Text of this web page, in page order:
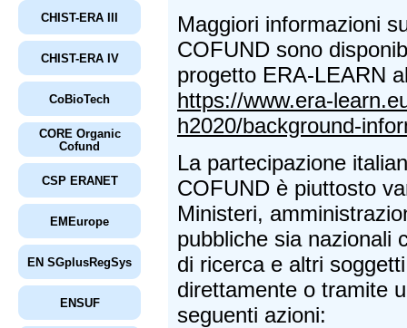
CHIST-ERA III
CHIST-ERA IV
CoBioTech
CORE Organic
Cofund
CSP ERANET
EMEurope
EN SGplusRegSys
ENSUF
Maggiori informazioni
COFUND sono
progetto ERA-LEARN
https://www.era-
h2020/background-
La partecipazione
COFUND è piuttosto
Ministeri,
pubbliche sia nazionali
di ricerca e altri
direttamente o tramite
seguenti azioni: